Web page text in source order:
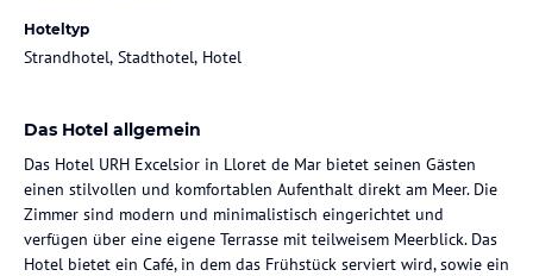
Hoteltyp
Strandhotel, Stadthotel, Hotel
Das Hotel allgemein
Das Hotel URH Excelsior in Lloret de Mar bietet seinen Gästen
einen stilvollen und komfortablen Aufenthalt direkt am Meer. Die
Zimmer sind modern und minimalistisch eingerichtet und
verfügen über eine eigene Terrasse mit teilweisem Meerblick. Das
Hotel bietet ein Café, in dem das Frühstück serviert wird, sowie ein